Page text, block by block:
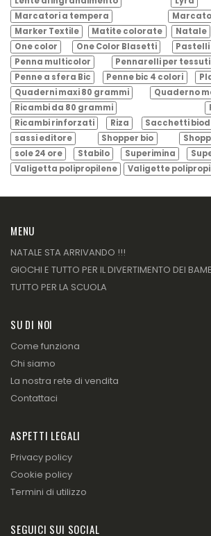
Marcatori a tempera
Marker Textile
Matite colorate Natale
One color
One Color Blasetti Pastelli
Penna multicolor
Pennarelli per tessuti
Penne a sfera Bic
Penne bic 4 colori
Quaderni maxi 80 grammi
Quaderno
Ricambi da 80 grammi
Ricambi rinforzati
Riza Sacchetti
sassi editore
Shopper bio
sole 24 ore
Stabilo Superimina
Valigetta polipropilene
Valigette
MENU
NATALE STA ARRIVANDO !!!
GIOCHI E TUTTO PER IL DIVERTIMENTO DEI
TUTTO PER LA SCUOLA
SU DI NOI
Come funziona
Chi siamo
La nostra rete di vendita
Contattaci
ASPETTI LEGALI
Privacy policy
Cookie policy
Termini di utilizzo
SEGUICI SUI SOCIAL